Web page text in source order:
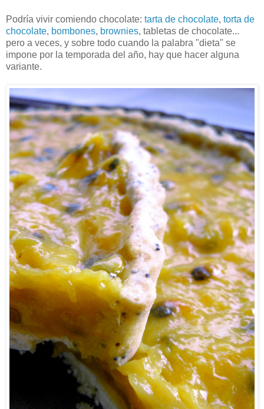
Podría vivir comiendo chocolate: tarta de chocolate, torta de
chocolate, bombones, brownies, tabletas de chocolate...
pero a veces, y sobre todo cuando la palabra "dieta" se
impone por la temporada del año, hay que hacer alguna
variante.